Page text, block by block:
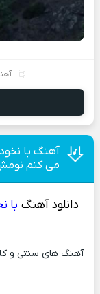
آهنگ با
می کنم
دانلود آهنگ با
آهنگ های سنتی و